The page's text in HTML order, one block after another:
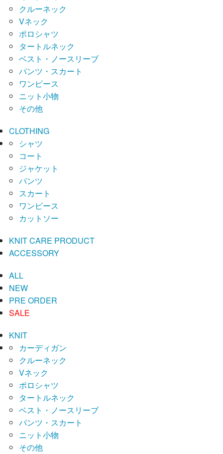
クルーネック
Vネック
ポロシャツ
タートルネック
ベスト・ノースリーブ
パンツ・スカート
ワンピース
ニット小物
その他
CLOTHING
シャツ
コート
ジャケット
パンツ
スカート
ワンピース
カットソー
KNIT CARE PRODUCT
ACCESSORY
ALL
NEW
PRE ORDER
SALE
KNIT
カーディガン
クルーネック
Vネック
ポロシャツ
タートルネック
ベスト・ノースリーブ
パンツ・スカート
ニット小物
その他